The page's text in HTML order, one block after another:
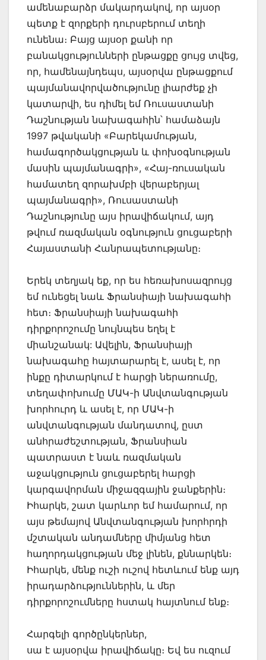
ամենաբարձր մակարդակով, որ այսօր
պետք է զորքերի դուրսբերում տեղի
ունենա։ Բայց այսօր քանի որ
բանակցությունների ընթացքը ցույց տվեց,
որ, համենայնդեպս, այսօրվա ընթացքում
պայմանավորվածությունը լիարժեք չի
կատարվի, ես դիմել եմ Ռուսաստանի
Դաշնության նախագահին՝ համաձայն
1997 թվականի «Բարեկամության,
համագործակցության և փոխօգնության
մասին պայմանագրի», «Հայ-ռուսական
համատեղ զորախմբի վերաբերյալ
պայմանագրի», Ռուսաստանի
Դաշնությունը այս իրավիճակում, այդ
թվում ռազմական օգնություն ցուցաբերի
Հայաստանի Հանրապետությանը։
Երեկ տեղյակ եք, որ ես հեռախոսազրույց
եմ ունեցել նաև Ֆրանսիայի նախագահի
հետ։ Ֆրանսիայի նախագահի
դիրքորոշումը նույնպես եղել է
միանշանակ: Ավելին, Ֆրանսիայի
նախագահը հայտարարել է, ասել է, որ
ինքը դիտարկում է հարցի ներառումը,
տեղափոխումը ՄԱԿ-ի Անվտանգության
խորհուրդ և ասել է, որ ՄԱԿ-ի
անվտանգության մանդատով, ըստ
անհրաժեշտության, Ֆրանսիան
պատրաստ է նաև ռազմական
աջակցություն ցուցաբերել հարցի
կարգավորման միջազգային ջանքերին։
Իհարկե, շատ կարևոր եմ համարում, որ
այս թեմայով Անվտանգության խորհրդի
մշտական անդամները միմյանց հետ
հաղորդակցության մեջ լինեն, քննարկեն։
Իհարկե, մենք ուշի ուշով հետևում ենք այդ
իրադարձություններին, և մեր
դիրքորոշումները հստակ հայտնում ենք։
Հարգելի գործընկերներ,
սա է այսօրվա իրավիճակը։ Եվ ես ուզում